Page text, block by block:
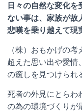
日々の自然な変化
ない事は、家族が故
悲嘆を乗り越えて現
（株）おもかげの
超えた思い出や愛情
の癒しを見つけられ
死者の外見にとらわ
の為の環境づくりが